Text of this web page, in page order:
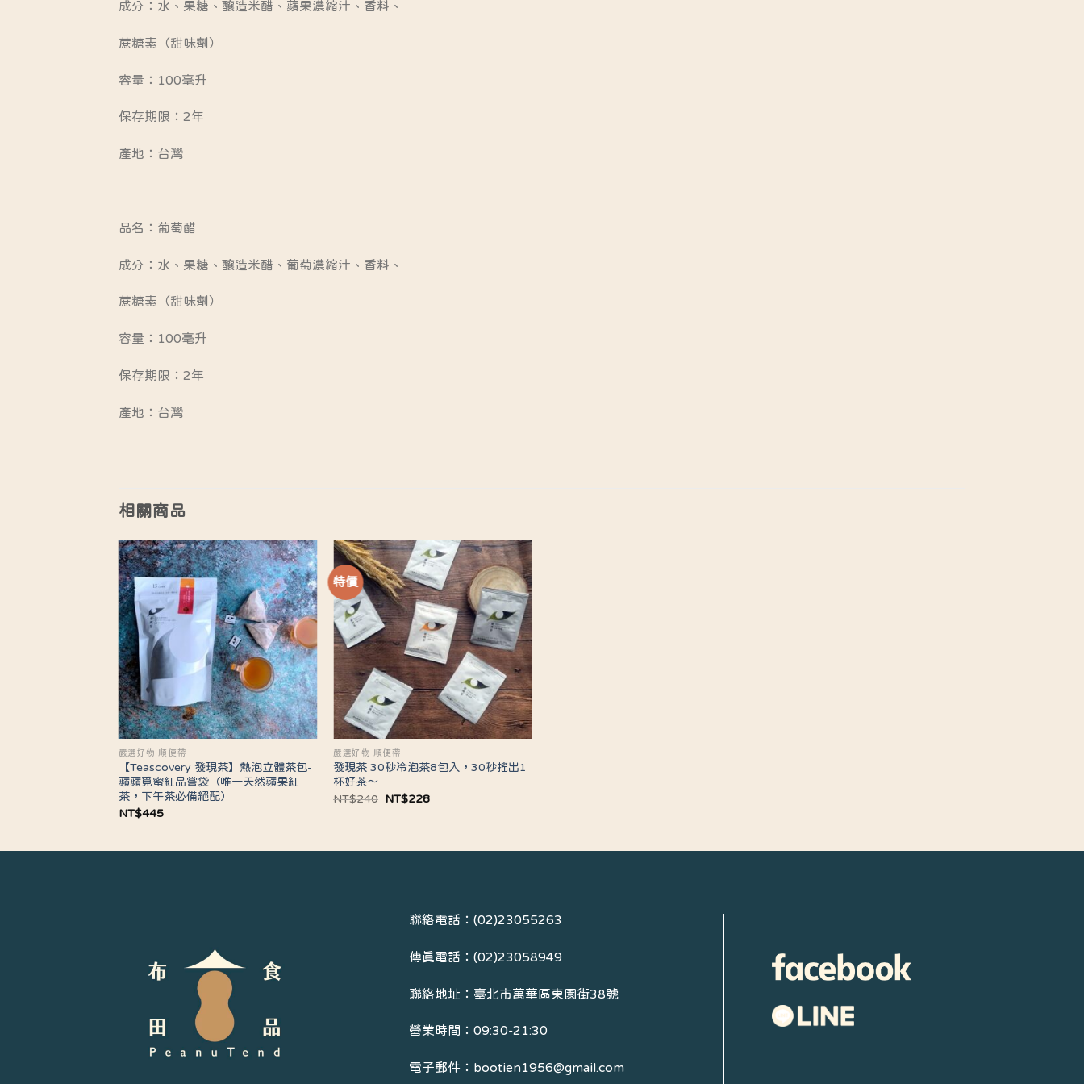
成分：水、果糖、釀造米醋、蘋果濃縮汁、香料、
蔗糖素（甜味劑）
容量：100毫升
保存期限：2年
產地：台灣
品名：葡萄醋
成分：水、果糖、釀造米醋、葡萄濃縮汁、香料、
蔗糖素（甜味劑）
容量：100毫升
保存期限：2年
產地：台灣
相關商品
嚴選好物 順便帶
【Teascovery 發現茶】熱泡立體茶包-
蘋蘋覓蜜紅品嘗袋（唯一天然蘋果紅
茶，下午茶必備絕配）
NT$445
特價
嚴選好物 順便帶
發現茶 30秒冷泡茶8包入，30秒搖出1
杯好茶～
NT$240
原
NT$228目
聯絡電話：(02)23055263
傳真電話：(02)23058949
聯絡地址：臺北市萬華區東園街38號
營業時間：09:30-21:30
電子郵件：bootien1956@gmail.com